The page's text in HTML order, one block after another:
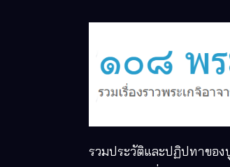
รวมประวัติและปฏิปทาของ